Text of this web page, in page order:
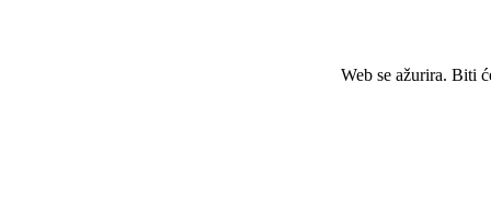
Web se ažurira. Biti